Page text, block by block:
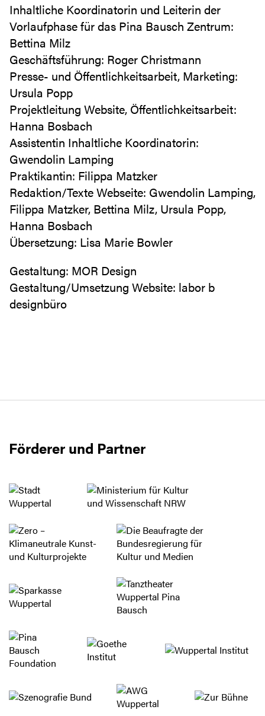
Inhaltliche Koordinatorin und Leiterin der
Vorlaufphase für das Pina Bausch Zentrum:
Bettina Milz
Geschäftsführung: Roger Christmann
Presse- und Öffentlichkeitsarbeit, Marketing:
Ursula Popp
Projektleitung Website, Öffentlichkeitsarbeit:
Hanna Bosbach
Assistentin Inhaltliche Koordinatorin:
Gwendolin Lamping
Praktikantin: Filippa Matzker
Redaktion/Texte Webseite: Gwendolin Lamping,
Filippa Matzker, Bettina Milz, Ursula Popp,
Hanna Bosbach
Übersetzung: Lisa Marie Bowler
Gestaltung: MOR Design
Gestaltung/Umsetzung Website: labor b
designbüro
Förderer und Partner